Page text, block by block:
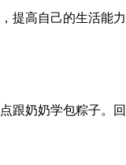
提高自己的生活能
跟奶奶学包粽子。